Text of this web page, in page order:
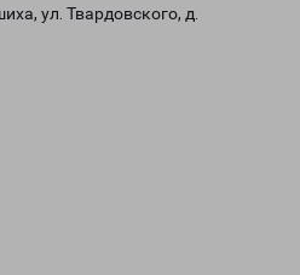
ул. Твардовского, д.